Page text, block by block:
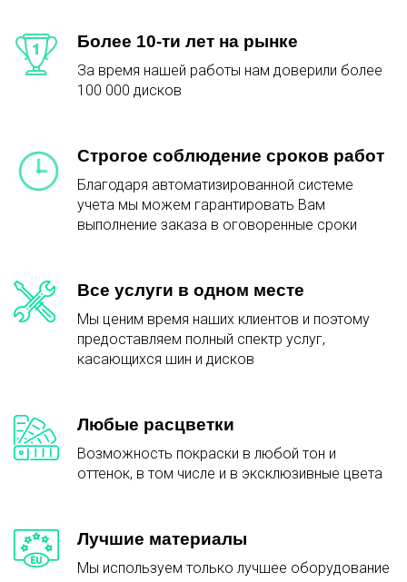
Более 10-ти лет на рынке
За время нашей работы нам доверили более
100 000 дисков
Строгое соблюдение сроков работ
Благодаря автоматизированной системе
учета мы можем гарантировать Вам
выполнение заказа в оговоренные сроки
Все услуги в одном месте
Мы ценим время наших клиентов и поэтому
предоставляем полный спектр услуг,
касающихся шин и дисков
Любые расцветки
Возможность покраски в любой тон и
оттенок, в том числе и в эксклюзивные цвета
Лучшие материалы
Мы используем только лучшее оборудование